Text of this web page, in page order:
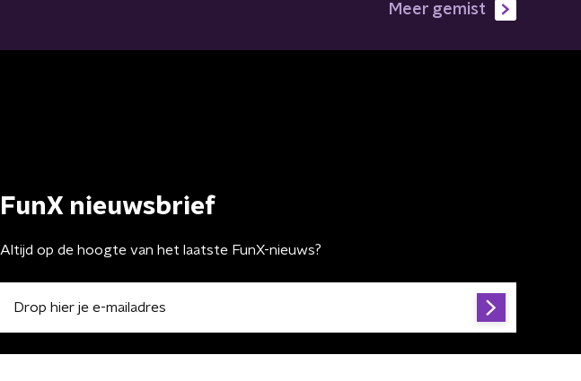
Meer gemist
FunX nieuwsbrief
Altijd op de hoogte van het laatste FunX-nieuws?